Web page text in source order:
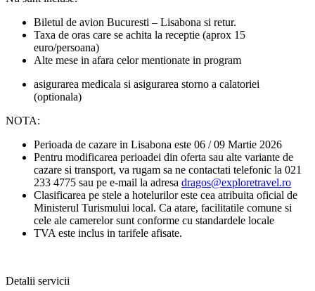
Biletul de avion Bucuresti – Lisabona si retur.
Taxa de oras care se achita la receptie (aprox 15
euro/persoana)
Alte mese in afara celor mentionate in program
asigurarea medicala si asigurarea storno a calatoriei
(optionala)
NOTA:
Perioada de cazare in Lisabona este 06 / 09 Martie 2026
Pentru modificarea perioadei din oferta sau alte variante de
cazare si transport, va rugam sa ne contactati telefonic la 021
233 4775 sau pe e-mail la adresa dragos@exploretravel.ro
Clasificarea pe stele a hotelurilor este cea atribuita oficial de
Ministerul Turismului local. Ca atare, facilitatile comune si
cele ale camerelor sunt conforme cu standardele locale
TVA este inclus in tarifele afisate.
Detalii servicii